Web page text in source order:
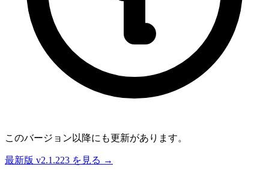
このバージョン以降にも更新があります。
最新版 v2.1.223 を見る →